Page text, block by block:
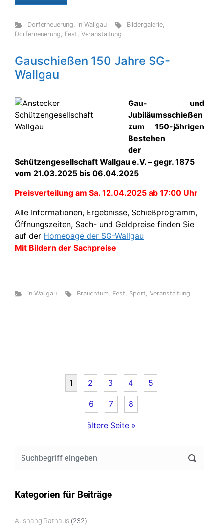
Dorferneuerung, in Wallgau Bildergalerie,
Dorferneuerung, Fest, Veranstaltung
Gauschießen 150 Jahre SG-
Wallgau
Gau- und
Jubiläumsschießen
zum 150-jährigen
Bestehen
der
Schützengesellschaft Wallgau e.V. – gegr. 1875
vom 21.03.2025 bis 06.04.2025
Preisverteilung am Sa. 12.04.2025 ab 17:00 Uhr
Alle Informationen, Ergebnisse, Schießprogramm,
Öffnungszeiten, Sach- und Geldpreise finden Sie
auf der Homepage der SG-Wallgau
Mit Bildern der Sachpreise
in Wallgau Brauchtum, Fest, Sport,Veranstaltung
1 2 3 4 5
6 7 8
ältere Seite »
Kategorien für Beiträge
Aushang Rathaus (232)